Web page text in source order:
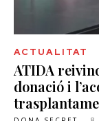
ACTUALITAT
ATIDA
donació i